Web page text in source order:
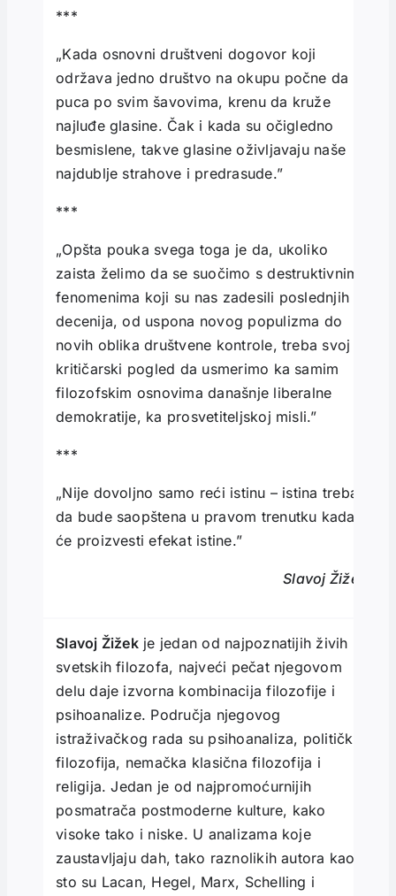
***
„Kada osnovni društveni dogovor koji
održava jedno društvo na okupu počne da
puca po svim šavovima, krenu da kruže
najluđe glasine. Čak i kada su očigledno
besmislene, takve glasine oživljavaju naše
najdublje strahove i predrasude.”
***
„Opšta pouka svega toga je da, ukoliko
zaista želimo da se suočimo s destruktivnim
fenomenima koji su nas zadesili poslednjih
decenija, od uspona novog populizma do
novih oblika društvene kontrole, treba svoj
kritičarski pogled da usmerimo ka samim
filozofskim osnovima današnje liberalne
demokratije, ka prosvetiteljskoj misli.”
***
„Nije dovoljno samo reći istinu – istina treba
da bude saopštena u pravom trenutku kada
će proizvesti efekat istine.”
Slavoj Žižek
Slavoj Žižekje jedan od najpoznatijih živih
svetskih filozofa, najveći pečat njegovom
delu daje izvorna kombinacija filozofije i
psihoanalize. Područja njegovog
istraživačkog rada su psihoanaliza, politička
filozofija, nemačka klasična filozofija i
religija. Jedan je od najpromoćurnijih
posmatrača postmoderne kulture, kako
visoke tako i niske. U analizama koje
zaustavljaju dah, tako raznolikih autora kao
sto su Lacan, Hegel, Marx, Schelling i